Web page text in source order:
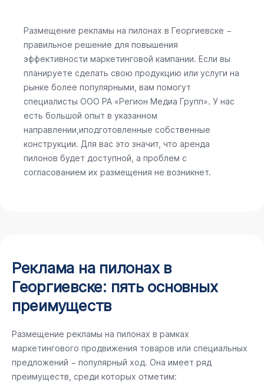
Размещение рекламы на пилонах в Георгиевске −
правильное решение для повышения
эффективности маркетинговой кампании. Если вы
планируете сделать свою продукцию или услуги на
рынке более популярными, вам помогут
специалисты ООО РА «Регион Медиа Групп». У нас
есть большой опыт в указанном
направлении,иподготовленные собственные
конструкции. Для вас это значит, что аренда
пилонов будет доступной, а проблем с
согласованием их размещения не возникнет.
Реклама на пилонах в
Георгиевске: пять основных
преимуществ
Размещение рекламы на пилонах в рамках
маркетингового продвижения товаров или специальных
предложений − популярный ход. Она имеет ряд
преимуществ, среди которых отметим: